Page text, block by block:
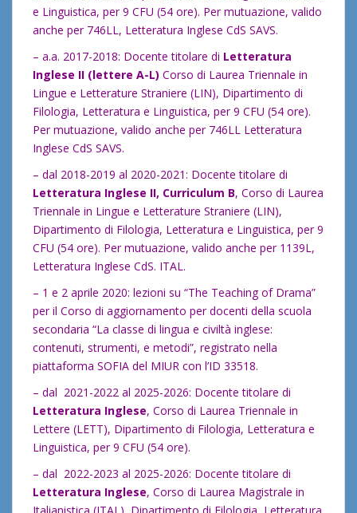
e Linguistica, per 9 CFU (54 ore). Per mutuazione, valido
anche per 746LL, Letteratura Inglese CdS SAVS.
– a.a. 2017-2018: Docente titolare di Letteratura
Inglese II (lettere A-L) Corso di Laurea Triennale in
Lingue e Letterature Straniere (LIN), Dipartimento di
Filologia, Letteratura e Linguistica, per 9 CFU (54 ore).
Per mutuazione, valido anche per 746LL Letteratura
Inglese CdS SAVS.
– dal 2018-2019 al 2020-2021: Docente titolare di
Letteratura Inglese II, Curriculum B, Corso di Laurea
Triennale in Lingue e Letterature Straniere (LIN),
Dipartimento di Filologia, Letteratura e Linguistica, per 9
CFU (54 ore). Per mutuazione, valido anche per 1139L,
Letteratura Inglese CdS. ITAL.
– 1 e 2 aprile 2020: lezioni su “The Teaching of Drama”
per il Corso di aggiornamento per docenti della scuola
secondaria “La classe di lingua e civiltà inglese:
contenuti, strumenti, e metodi”, registrato nella
piattaforma SOFIA del MIUR con l’ID 33518.
– dal 2021-2022 al 2025-2026: Docente titolare di
Letteratura Inglese, Corso di Laurea Triennale in
Lettere (LETT), Dipartimento di Filologia, Letteratura e
Linguistica, per 9 CFU (54 ore).
– dal 2022-2023 al 2025-2026: Docente titolare di
Letteratura Inglese, Corso di Laurea Magistrale in